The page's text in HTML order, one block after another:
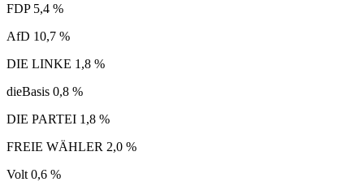
FDP 5,4 %
AfD 10,7 %
DIE LINKE 1,8 %
dieBasis 0,8 %
DIE PARTEI 1,8 %
FREIE WÄHLER 2,0 %
Volt 0,6 %